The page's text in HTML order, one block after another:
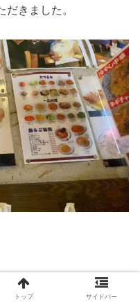
だきました。
！！
トップ サイドバー